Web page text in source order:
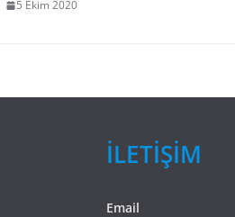
5 Ekim 2020
İLETİŞİM
Email